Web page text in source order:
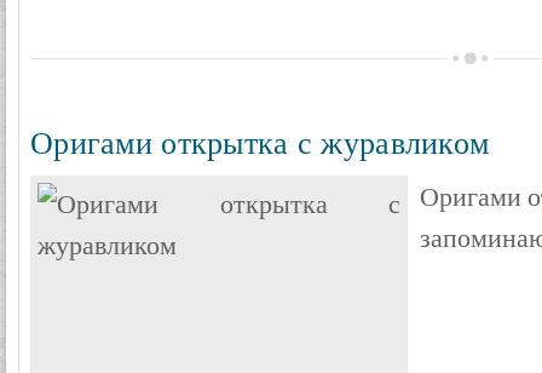
Оригами открытка с журавликом
Оригами